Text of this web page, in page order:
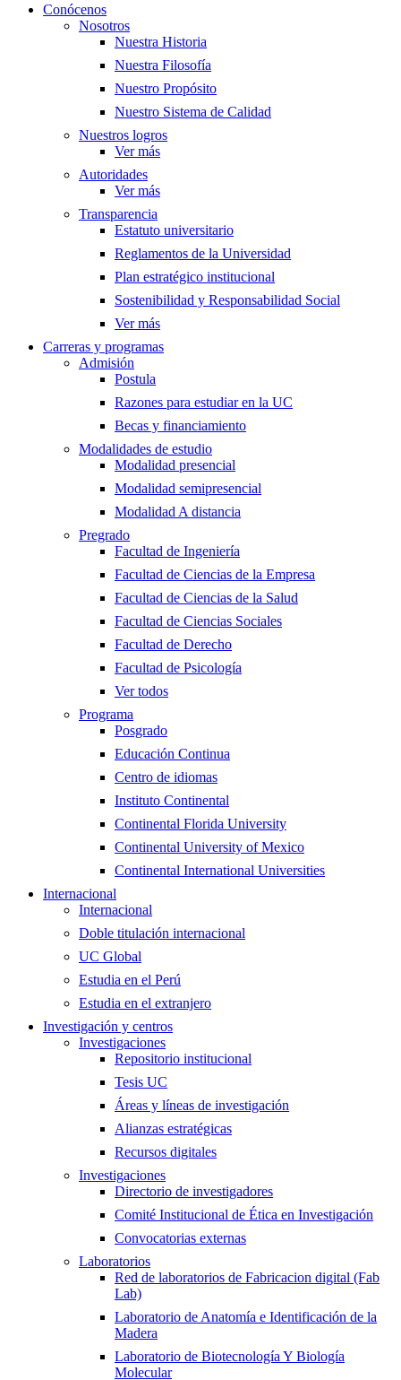
Conócenos
Nosotros
Nuestra Historia
Nuestra Filosofía
Nuestro Propósito
Nuestro Sistema de Calidad
Nuestros logros
Ver más
Autoridades
Ver más
Transparencia
Estatuto universitario
Reglamentos de la Universidad
Plan estratégico institucional
Sostenibilidad y Responsabilidad Social
Ver más
Carreras y programas
Admisión
Postula
Razones para estudiar en la UC
Becas y financiamiento
Modalidades de estudio
Modalidad presencial
Modalidad semipresencial
Modalidad A distancia
Pregrado
Facultad de Ingeniería
Facultad de Ciencias de la Empresa
Facultad de Ciencias de la Salud
Facultad de Ciencias Sociales
Facultad de Derecho
Facultad de Psicología
Ver todos
Programa
Posgrado
Educación Continua
Centro de idiomas
Instituto Continental
Continental Florida University
Continental University of Mexico
Continental International Universities
Internacional
Internacional
Doble titulación internacional
UC Global
Estudia en el Perú
Estudia en el extranjero
Investigación y centros
Investigaciones
Repositorio institucional
Tesis UC
Áreas y líneas de investigación
Alianzas estratégicas
Recursos digitales
Investigaciones
Directorio de investigadores
Comité Institucional de Ética en Investigación
Convocatorias externas
Laboratorios
Red de laboratorios de Fabricacion digital (Fab
Lab)
Laboratorio de Anatomía e Identificación de la
Madera
Laboratorio de Biotecnología Y Biología
Molecular